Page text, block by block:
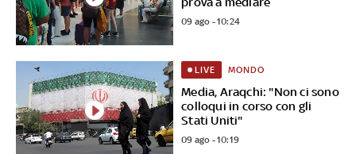
09 ago - 10:24
Media, Araqchi: "Non ci sono
colloqui in corso con gli
Stati Uniti"
LIVE MONDO
09 ago - 10:19